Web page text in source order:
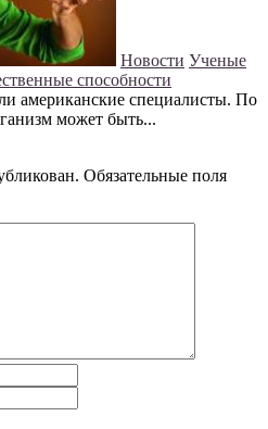
Новости Ученые
способности
американские специалисты. По
может быть...
Обязательные поля